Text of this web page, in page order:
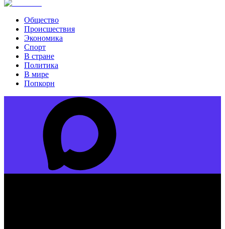
Общество
Происшествия
Экономика
Спорт
В стране
Политика
В мире
Попкорн